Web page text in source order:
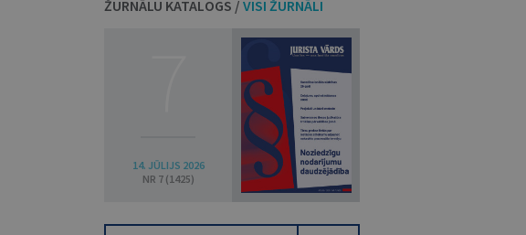
ŽURNĀLU KATALOGS / VISI ŽURNĀLI
14. JŪLIJS 2026
NR 7 (1425)